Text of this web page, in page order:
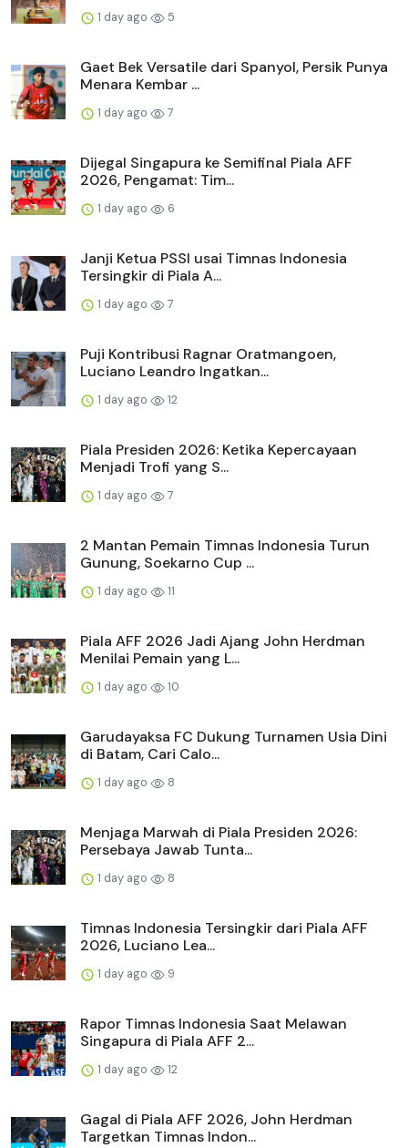
1 day ago 5
Gaet Bek Versatile dari Spanyol, Persik Punya
Menara Kembar ...
1 day ago 7
Dijegal Singapura ke Semifinal Piala AFF
2026, Pengamat: Tim...
1 day ago 6
Janji Ketua PSSI usai Timnas Indonesia
Tersingkir di Piala A...
1 day ago 7
Puji Kontribusi Ragnar Oratmangoen,
Luciano Leandro Ingatkan...
1 day ago 12
Piala Presiden 2026: Ketika Kepercayaan
Menjadi Trofi yang S...
1 day ago 7
2 Mantan Pemain Timnas Indonesia Turun
Gunung, Soekarno Cup ...
1 day ago 11
Piala AFF 2026 Jadi Ajang John Herdman
Menilai Pemain yang L...
1 day ago 10
Garudayaksa FC Dukung Turnamen Usia Dini
di Batam, Cari Calo...
1 day ago 8
Menjaga Marwah di Piala Presiden 2026:
Persebaya Jawab Tunta...
1 day ago 8
Timnas Indonesia Tersingkir dari Piala AFF
2026, Luciano Lea...
1 day ago 9
Rapor Timnas Indonesia Saat Melawan
Singapura di Piala AFF 2...
1 day ago 12
Gagal di Piala AFF 2026, John Herdman
Targetkan Timnas Indon...